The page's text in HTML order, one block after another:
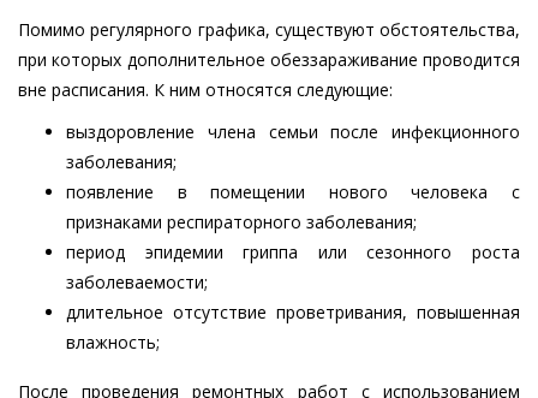
Помимо регулярного графика, существуют обстоятельства,
при которых дополнительное обеззараживание проводится
вне расписания. К ним относятся следующие:
выздоровление члена семьи после инфекционного
заболевания;
появление в помещении нового человека с
признаками респираторного заболевания;
период эпидемии гриппа или сезонного роста
заболеваемости;
длительное отсутствие проветривания, повышенная
влажность;
После проведения ремонтных работ с использованием